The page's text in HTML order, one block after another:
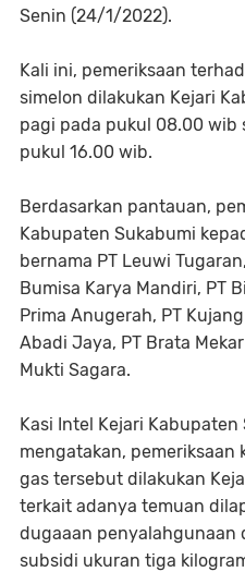
Senin (24/1/2022).
Kali ini, pemeriksaan
simelon dilakukan Kejari
pagi pada pukul 08.00 wib
pukul 16.00 wib.
Berdasarkan pantauan,
Kabupaten Sukabumi
bernama PT Leuwi
Bumisa Karya Mandiri, PT
Prima Anugerah, PT
Abadi Jaya, PT Brata
Mukti Sagara.
Kasi Intel Kejari
mengatakan, pemeriksaan
gas tersebut dilakukan
terkait adanya temuan
dugaaan penyalahgunaan
subsidi ukuran tiga